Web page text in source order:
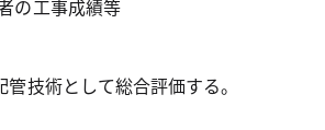
の工事成績等
技術として総合評価する。